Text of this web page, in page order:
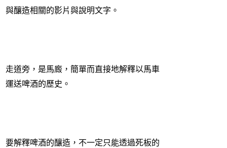
與釀造相關的影片與說明文字。
走道旁，是馬廄，簡單而直接地解釋以馬車
運送啤酒的歷史。
要解釋啤酒的釀造，不一定只能透過死板的